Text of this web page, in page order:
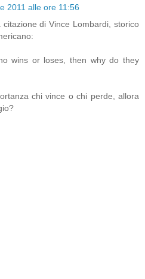
2011 alle ore 11:56
di Vince Lombardi, storico
wins or loses, then why do they
chi vince o chi perde, allora